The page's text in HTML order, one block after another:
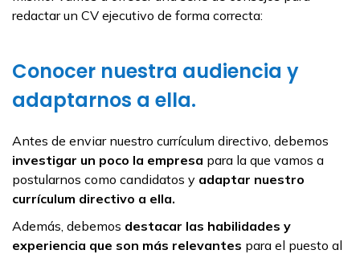
redactar un CV ejecutivo de forma correcta:
Conocer nuestra audiencia y
adaptarnos a ella.
Antes de enviar nuestro currículum directivo, debemos
investigar un poco la empresa para la que vamos a
postularnos como candidatos y adaptar nuestro
currículum directivo a ella.
Además, debemos destacar las habilidades y
experiencia que son más relevantes para el puesto al